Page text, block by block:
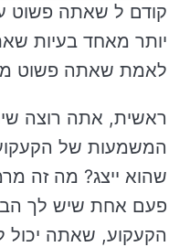
קודם ל שאתה פשוט
יותר מאחד בעיות
לאמת שאתה פשוט
ראשית, אתה רוצה
המשמעות של
שהוא ייצג? מה זה
פעם אחת שיש לך
הקעקוע, שאתה יכול